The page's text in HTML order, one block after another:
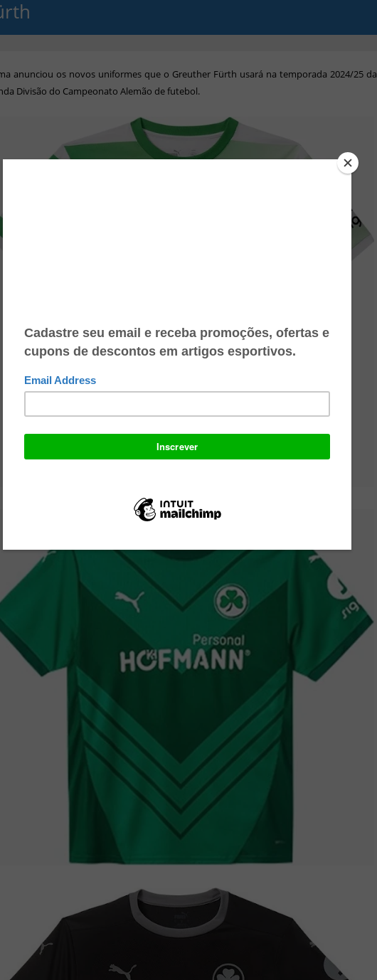
anunciou os novos uniformes que o Greuther Fürth usará na temporada 2024/25 da
Divisão do Campeonato Alemão de futebol.